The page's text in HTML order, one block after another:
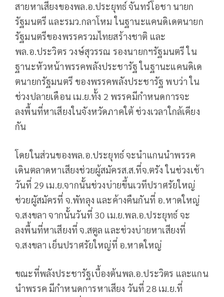
สายหาเสียงของพล.อ.ประยุทธ์ จันทร์โอชา นายก
รัฐมนตรี และรมว.กลาโหม ในฐานะแคนดิเดตนายก
รัฐมนตรีของพรรครวมไทยสร้างชาติ และ
พล.อ.ประวิตร วงษ์สุวรรณ รองนายกฯรัฐมนตรี ใน
ฐานะหัวหน้าพรรคพลังประชารัฐ ในฐานะแคนดิเด
ตนายกรัฐมนตรี ของพรรคพลังประชารัฐ พบว่า ใน
ช่วงปลายเดือน เม.ย.ทั้ง 2 พรรคมีกำหนดการจะ
ลงพื้นที่หาเสียงในจังหวัดภาคใต้ ช่วงเวลาใกล้เคียง
กัน
โดยในส่วนของพล.อ.ประยุทธ์ จะนำแกนนำพรรค
เดินตลาดหาเสียงช่วยผู้สมัครส.ส.ที่จ.ตรัง ในช่วงเช้า
วันที่ 29 เม.ย.จากนั้นช่วงบ่ายขึ้นเวทีปราศรัยใหญ่
ช่วยผูัสมัครที่ จ.พัทลุง และค้างคืนกันที่ อ.หาดใหญ่
จ.สงขลา จากนั้นวันที่ 30 เม.ย.พล.อ.ประยุทธ์ จะ
ลงพื้นที่หาเสียงที่ จ.สตูล และช่วงบ่ายหาเสียงที่
จ.สงขลา เย็นปราศรัยใหญ่ที่ อ.หาดใหญ่
ขณะที่พลังประชารัฐเบื้องต้นพล.อ.ประวิตร และแกน
นำพรรค มีกำหนดการหาเสียง วันที่ 28 เม.ย.ที่